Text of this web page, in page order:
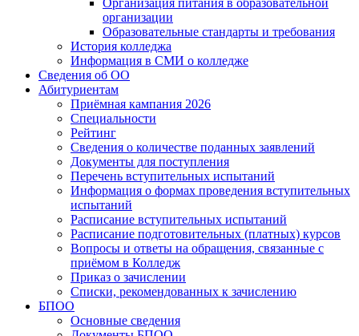
Организация питания в образовательной
организации
Образовательные стандарты и требования
История колледжа
Информация в СМИ о колледже
Сведения об ОО
Абитуриентам
Приёмная кампания 2026
Специальности
Рейтинг
Сведения о количестве поданных заявлений
Документы для поступления
Перечень вступительных испытаний
Информация о формах проведения вступительных
испытаний
Расписание вступительных испытаний
Расписание подготовительных (платных) курсов
Вопросы и ответы на обращения, связанные с
приёмом в Колледж
Приказ о зачислении
Списки, рекомендованных к зачислению
БПОО
Основные сведения